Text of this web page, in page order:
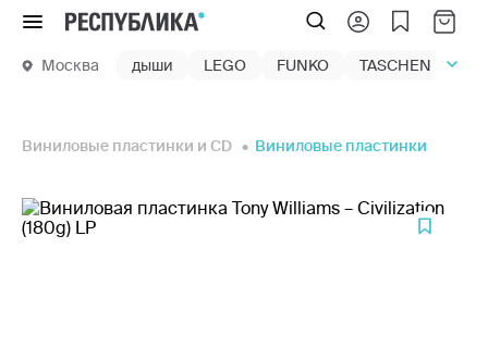
Меню
Москва дыши LEGO FUNKO TASCHEN
Виниловые пластинки и CD Виниловые пластинки